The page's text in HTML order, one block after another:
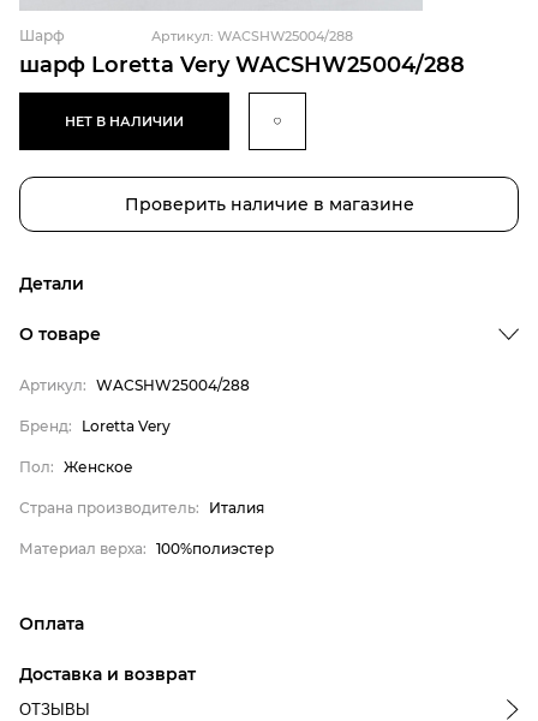
шарф Loretta Very WACSHW25004/288
Шарф Артикул: WACSHW25004/288
НЕТ В НАЛИЧИИ
Проверить наличие в магазине
Детали
Loretta Very
О товаре
Артикул: WACSHW25004/288
Бренд: Loretta Very
Пол: Женское
Страна производитель: Италия
Материал верха: 100%полиэстер
Оплата
магазина
Доставка и возврат
ОТЗЫВЫ